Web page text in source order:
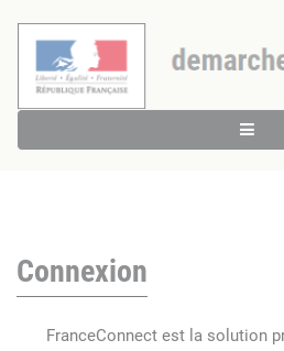
Connexion
FranceConnect est la solution